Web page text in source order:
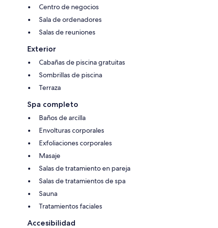
Centro de negocios
Sala de ordenadores
Salas de reuniones
Exterior
Cabañas de piscina gratuitas
Sombrillas de piscina
Terraza
Spa completo
Baños de arcilla
Envolturas corporales
Exfoliaciones corporales
Masaje
Salas de tratamiento en pareja
Salas de tratamientos de spa
Sauna
Tratamientos faciales
Accesibilidad